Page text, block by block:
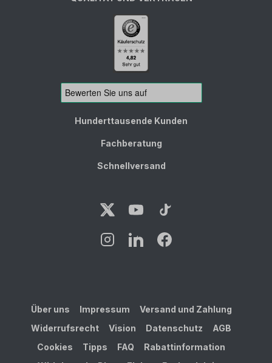
Hunderttausende Kunden
Fachberatung
Schnellversand
Über uns Impressum
Versand und Zahlung
Widerrufsrecht
Vision Datenschutz
AGB
Cookies
Tipps FAQ
Rabattinformation